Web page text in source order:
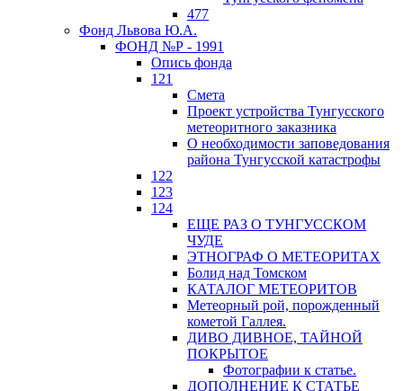
477
Фонд Львова Ю.А.
ФОНД №Р - 1991
Опись фонда
121
Смета
Проект устройства Тунгусского
метеоритного заказника
О необходимости заповедования
района Тунгусской катастрофы
122
123
124
ЕЩЕ РАЗ О ТУНГУССКОМ
ЧУДЕ
ЭТНОГРАФ О МЕТЕОРИТАХ
Болид над Томском
КАТАЛОГ МЕТЕОРИТОВ
Метеорный рой, порожденный
кометой Галлея.
ДИВО ДИВНОЕ, ТАЙНОЙ
ПОКРЫТОЕ
Фотографии к статье.
ДОПОЛНЕНИЕ К СТАТЬЕ